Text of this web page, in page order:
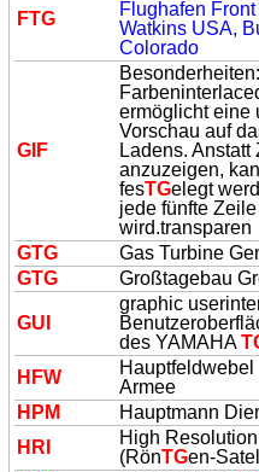
FTG
Flughafen
Watkins USA,
Colorado
GIF
ermöglicht eine
Vorschau auf
Ladens.
anzuzeigen,
fesTGelegt
jede fünfte
wird.transparen
GTG Gas Turbine
GTG Großtagebau
GUI
graphic
des YAMAHA
HFW
Armee
HPM
Hauptmann
HRI
High
(RönTGen-